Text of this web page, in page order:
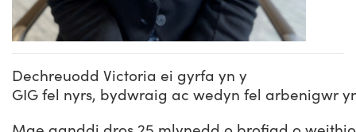
Dechreuodd Victoria ei gyrfa yn y
GIG fel nyrs, bydwraig ac wedyn fel arbenigwr